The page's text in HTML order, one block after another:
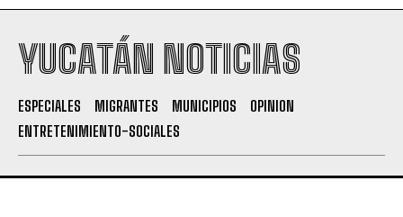
YUCATÁN NOTICIAS
ESPECIALES MIGRANTES MUNICIPIOS
OPINION
ENTRETENIMIENTO-SOCIALES